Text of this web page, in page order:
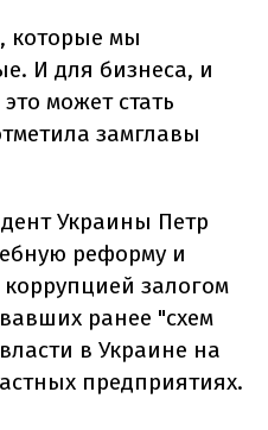
которые мы
И для бизнеса, и
может стать
замглавы
Украины Петр
реформу и
залогом
ранее "схем
в Украине на
предприятиях.